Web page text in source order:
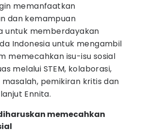
memanfaatkan
dan kemampuan
untuk memberdayakan
Indonesia untuk mengambil
memecahkan isu-isu sosial
melalui STEM, kolaborasi,
pemikiran kritis dan
Ennita.
memecahkan